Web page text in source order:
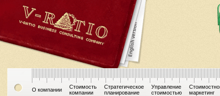
О компании
Стоимость
компании
Стратегическое
планирование
Управление
стоимостью
маркетинг